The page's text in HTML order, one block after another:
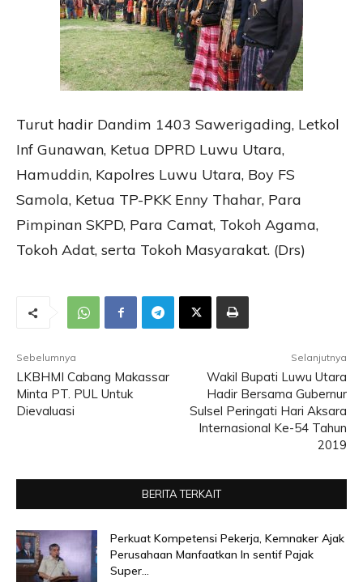
Turut hadir Dandim 1403 Sawerigading, Letkol
Inf Gunawan, Ketua DPRD Luwu Utara,
Hamuddin, Kapolres Luwu Utara, Boy FS
Samola, Ketua TP-PKK Enny Thahar, Para
Pimpinan SKPD, Para Camat, Tokoh Agama,
Tokoh Adat, serta Tokoh Masyarakat. (Drs)
Sebelumnya
LKBHMI Cabang Makassar
Minta PT. PUL Untuk
Dievaluasi
Selanjutnya
Wakil Bupati Luwu Utara
Hadir Bersama Gubernur
Sulsel Peringati Hari Aksara
Internasional Ke-54 Tahun
2019
BERITA TERKAIT
Perkuat Kompetensi Pekerja, Kemnaker Ajak
Perusahaan Manfaatkan In sentif Pajak
Super...